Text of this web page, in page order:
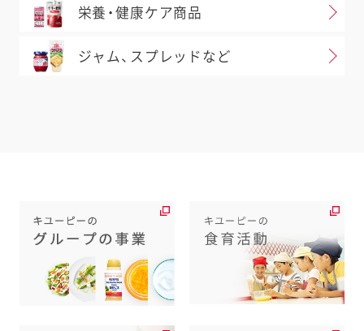
栄養・健康ケア商品
ジャム、スプレッドなど